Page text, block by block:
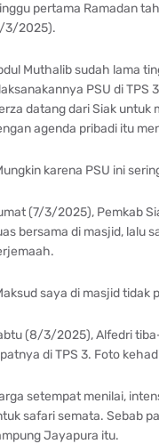
pertama Ramadan
3/2025).
Muthalib sudah lama
PSU di TPS
datang dari Siak untuk
agenda pribadi itu
karena PSU ini
(7/3/2025), Pemkab
bersama di masjid, lalu
saya di masjid tidak
(8/3/2025), Alfedri
di TPS 3. Foto
setempat menilai,
safari semata. Sebab
Jayapura itu.